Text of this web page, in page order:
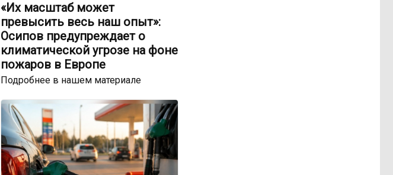
«Их масштаб может
превысить весь наш опыт»:
Осипов предупреждает о
климатической угрозе на фоне
пожаров в Европе
Подробнее в нашем материале